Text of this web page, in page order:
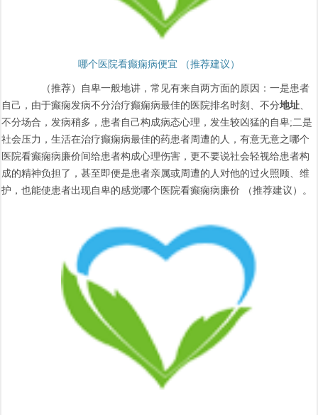
哪个医院看癫痫病便宜 （推荐建议）
（推荐）自卑一般地讲，常见有来自两方面的原因：一是患者
自己，由于癫痫发病不分治疗癫痫病最佳的医院排名时刻、不分地址
不分场合，发病稍多，患者自己构成病态心理，发生较凶猛的自卑;二是
社会压力，生活在治疗癫痫病最佳的药患者周遭的人，有意无意之哪个
医院看癫痫病廉价间给患者构成心理伤害，更不要说社会轻视给患者构
成的精神负担了，甚至即便是患者亲属或周遭的人对他的过火照顾、维
护，也能使患者出现自卑的感觉哪个医院看癫痫病廉价 （推荐建议）。